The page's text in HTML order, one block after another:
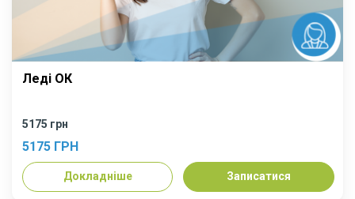
Леді ОК
5175 грн
5175 ГРН
Докладніше Записатися